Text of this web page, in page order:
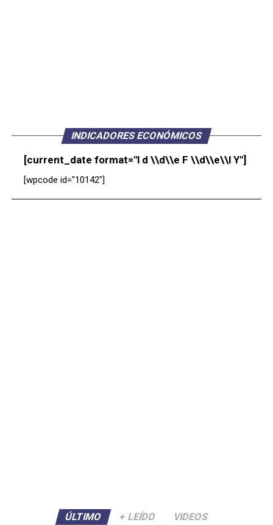
INDICADORES ECONÓMICOS
[current_date format="l d \\d\\e F \\d\\e\\l Y"]
[wpcode id="10142"]
ÚLTIMO + LEÍDO VIDEOS